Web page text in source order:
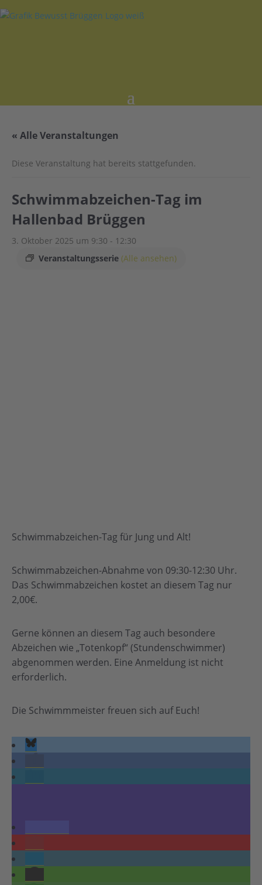
« Alle Veranstaltungen
Diese Veranstaltung hat bereits stattgefunden.
Schwimmabzeichen-Tag im
Hallenbad Brüggen
3. Oktober 2025 um 9:30 - 12:30
Veranstaltungsserie (Alle ansehen)
Schwimmabzeichen-Tag für Jung und Alt!
Schwimmabzeichen-Abnahme von 09:30-12:30 Uhr.
Das Schwimmabzeichen kostet an diesem Tag nur
2,00€.
Gerne können an diesem Tag auch besondere
Abzeichen wie „Totenkopf“ (Stundenschwimmer)
abgenommen werden. Eine Anmeldung ist nicht
erforderlich.
Die Schwimmmeister freuen sich auf Euch!